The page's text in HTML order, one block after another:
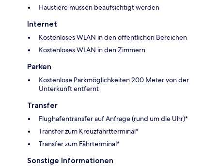
Haustiere müssen beaufsichtigt werden
Internet
Kostenloses WLAN in den öffentlichen Bereichen
Kostenloses WLAN in den Zimmern
Parken
Kostenlose Parkmöglichkeiten 200 Meter von der
Unterkunft entfernt
Transfer
Flughafentransfer auf Anfrage (rund um die Uhr)*
Transfer zum Kreuzfahrtterminal*
Transfer zum Fährterminal*
Sonstige Informationen